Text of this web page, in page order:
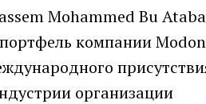
Mohammed Bu
компании Modon
организации